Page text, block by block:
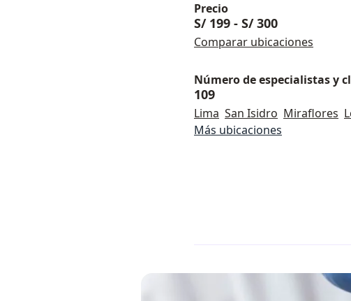
Precio
S/ 199 - S/ 300
Comparar ubicaciones
Número de especialistas y
109
Lima San Isidro Miraflores
Más ubicaciones